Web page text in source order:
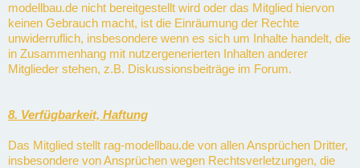
modellbau.de nicht bereitgestellt wird oder das Mitglied hiervon
keinen Gebrauch macht, ist die Einräumung der Rechte
unwiderruflich, insbesondere wenn es sich um Inhalte handelt, die
in Zusammenhang mit nutzergenerierten Inhalten anderer
Mitglieder stehen, z.B. Diskussionsbeiträge im Forum.
8. Verfügbarkeit, Haftung
Das Mitglied stellt rag-modellbau.de von allen Ansprüchen Dritter,
insbesondere von Ansprüchen wegen Rechtsverletzungen, die